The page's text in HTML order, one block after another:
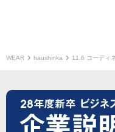
WEAR haushinka 11.6 コーディ